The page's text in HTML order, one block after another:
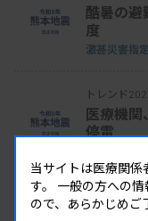
酷暑の
度
激甚災害指
トレンド
医療機
停電
トレンド
マイコプ
当サイトは医療関
す。 一般の方への
ので、あらかじめご